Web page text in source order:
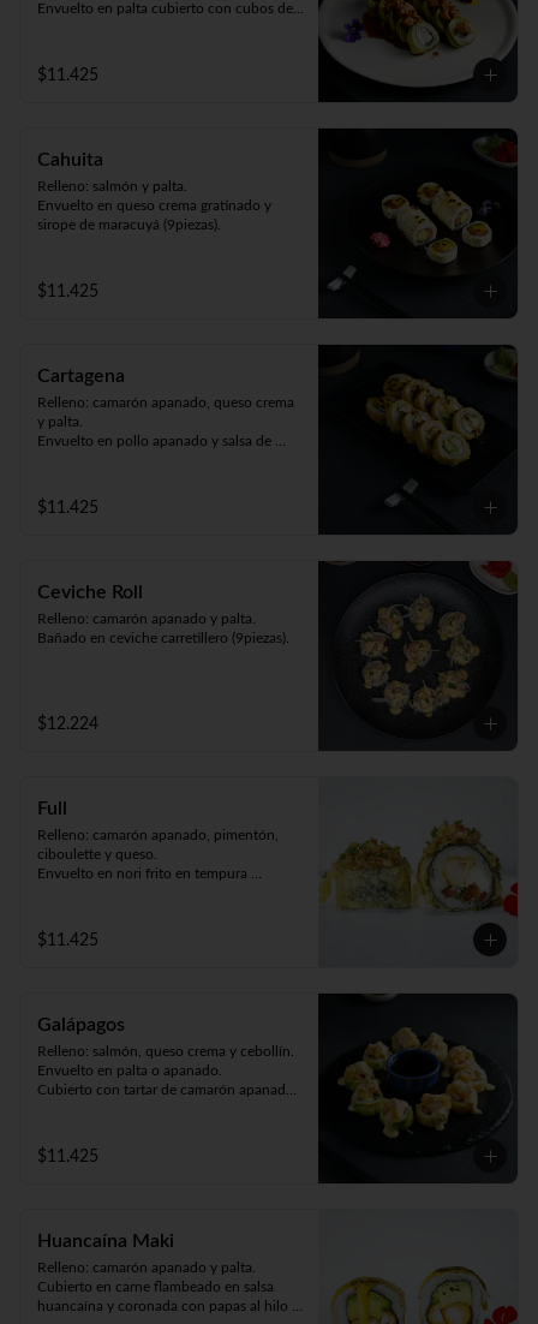
Envuelto en palta cubierto con cubos de
$11.425
Cahuita
Relleno: salmón y palta.
Envuelto en queso crema gratinado y
sirope de maracuyá (9piezas).
$11.425
Cartagena
Relleno: camarón apanado, queso crema
y palta.
Envuelto en pollo apanado y salsa de
$11.425
Ceviche Roll
Relleno: camarón apanado y palta.
Bañado en ceviche carretillero (9piezas).
$12.224
Full
Relleno: camarón apanado, pimentón,
ciboulette y queso.
Envuelto en nori frito en tempura
$11.425
Galápagos
Relleno: salmón, queso crema y cebollín.
Envuelto en palta o apanado.
Cubierto con tartar de camarón apanado
$11.425
Huancaína Maki
Relleno: camarón apanado y palta.
Cubierto en carne flambeado en salsa
huancaína y coronada con papas al hilo